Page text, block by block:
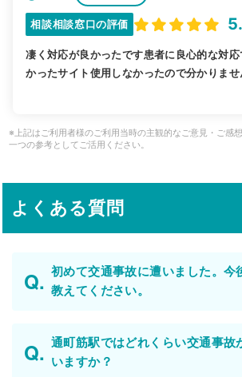
相談相談窓口の評価
凄く対応が良かったです患者に良心的な対
かったサイト使用しなかったので分かりませ
※上記はご利用者様のご利用当時の主観的なご意見・ご感
一つの参考としてご活用ください。
よくある質問
初めて交通事故に遭いました。今
教えてください。
通町筋駅ではどれくらい交通事故
いますか？